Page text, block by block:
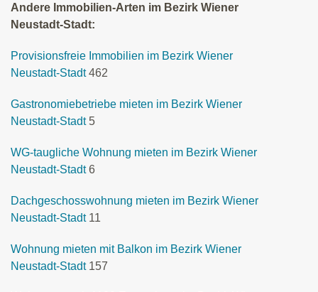
Andere Immobilien-Arten im Bezirk Wiener
Neustadt-Stadt:
Provisionsfreie Immobilien im Bezirk Wiener
Neustadt-Stadt 462
Gastronomiebetriebe mieten im Bezirk Wiener
Neustadt-Stadt 5
WG-taugliche Wohnung mieten im Bezirk Wiener
Neustadt-Stadt 6
Dachgeschosswohnung mieten im Bezirk Wiener
Neustadt-Stadt 11
Wohnung mieten mit Balkon im Bezirk Wiener
Neustadt-Stadt 157